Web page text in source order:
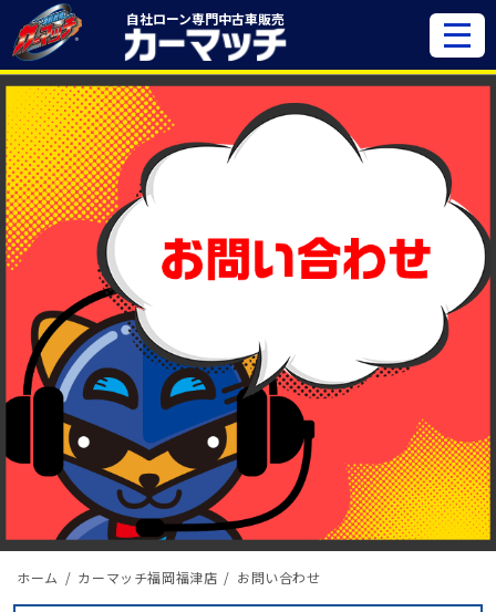
自社ローン専門中古車販売
ホーム カーマッチ福岡福津店 お問い合わせ